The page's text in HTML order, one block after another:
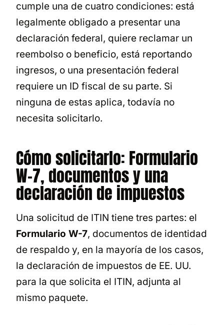
cumple una de cuatro condiciones: está
legalmente obligado a presentar una
declaración federal, quiere reclamar un
reembolso o beneficio, está reportando
ingresos, o una presentación federal
requiere un ID fiscal de su parte. Si
ninguna de estas aplica, todavía no
necesita solicitarlo.
Cómo solicitarlo: Formulario
W-7, documentos y una
declaración de impuestos
Una solicitud de ITIN tiene tres partes: el
Formulario W-7, documentos de identidad
de respaldo y, en la mayoría de los casos,
la declaración de impuestos de EE. UU.
para la que solicita el ITIN, adjunta al
mismo paquete.